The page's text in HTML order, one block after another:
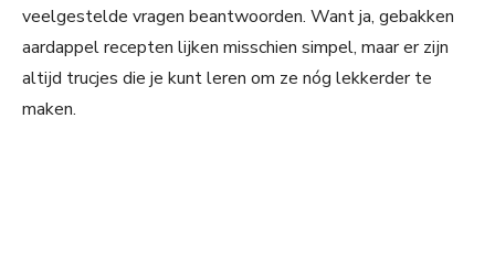
veelgestelde vragen beantwoorden. Want ja, gebakken
aardappel recepten lijken misschien simpel, maar er zijn
altijd trucjes die je kunt leren om ze nóg lekkerder te
maken.